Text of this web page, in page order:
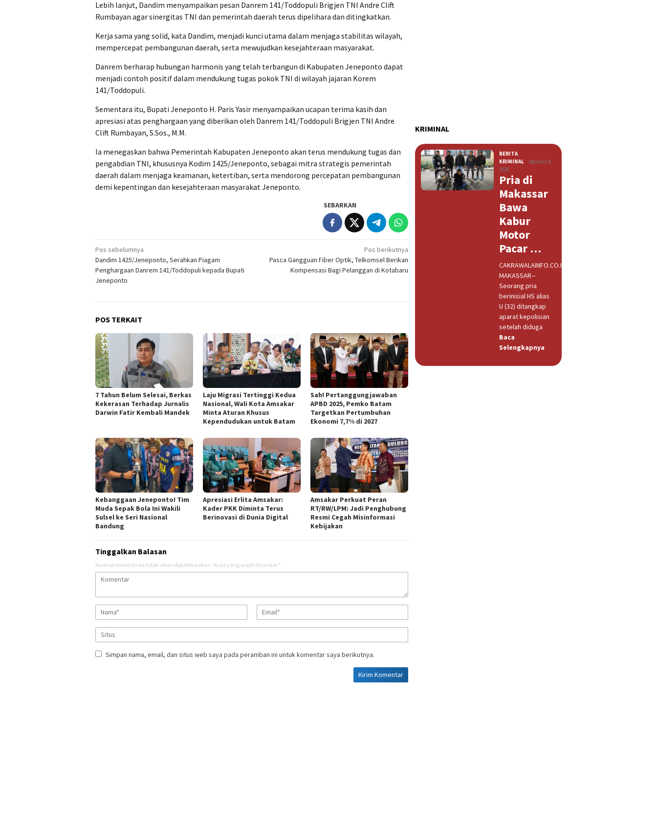
Lebih lanjut, Dandim menyampaikan pesan Danrem 141/Toddopuli Brigjen TNI Andre Clift
Rumbayan agar sinergitas TNI dan pemerintah daerah terus dipelihara dan ditingkatkan.
Kerja sama yang solid, kata Dandim, menjadi kunci utama dalam menjaga stabilitas wilayah,
mempercepat pembangunan daerah, serta mewujudkan kesejahteraan masyarakat.
Danrem berharap hubungan harmonis yang telah terbangun di Kabupaten Jeneponto dapat
menjadi contoh positif dalam mendukung tugas pokok TNI di wilayah jajaran Korem
141/Toddopuli.
Sementara itu, Bupati Jeneponto H. Paris Yasir menyampaikan ucapan terima kasih dan
apresiasi atas penghargaan yang diberikan oleh Danrem 141/Toddopuli Brigjen TNI Andre
Clift Rumbayan, S.Sos., M.M.
Ia menegaskan bahwa Pemerintah Kabupaten Jeneponto akan terus mendukung tugas dan
pengabdian TNI, khususnya Kodim 1425/Jeneponto, sebagai mitra strategis pemerintah
daerah dalam menjaga keamanan, ketertiban, serta mendorong percepatan pembangunan
demi kepentingan dan kesejahteraan masyarakat Jeneponto.
SEBARKAN
Navigasi
pos
Pos sebelumnya
Dandim 1425/Jeneponto, Serahkan Piagam
Penghargaan Danrem 141/Toddopuli kepada Bupati
Jeneponto
Pos berikutnya
Pasca Gangguan Fiber Optik, Telkomsel Berikan
Kompensasi Bagi Pelanggan di Kotabaru
POS TERKAIT
7 Tahun Belum Selesai, Berkas
Kekerasan Terhadap Jurnalis
Darwin Fatir Kembali Mandek
Laju Migrasi Tertinggi Kedua
Nasional, Wali Kota Amsakar
Minta Aturan Khusus
Kependudukan untuk Batam
Sah! Pertanggungjawaban
APBD 2025, Pemko Batam
Targetkan Pertumbuhan
Ekonomi 7,7% di 2027
Kebanggaan Jeneponto! Tim
Muda Sepak Bola Ini Wakili
Sulsel ke Seri Nasional
Bandung
Apresiasi Erlita Amsakar:
Kader PKK Diminta Terus
Berinovasi di Dunia Digital
Amsakar Perkuat Peran
RT/RW/LPM: Jadi Penghubung
Resmi Cegah Misinformasi
Kebijakan
Tinggalkan Balasan
Alamat email Anda tidak akan dipublikasikan. Ruas yang wajib ditandai *
Simpan nama, email, dan situs web saya pada peramban ini untuk komentar saya berikutnya.
KRIMINAL
BERITA
KRIMINAL
Agustus 4,
2026
Pria di
Makassar
Bawa
Kabur
Motor
Pacar …
CAKRAWALAINFO.CO.ID,
MAKASSAR--
Seorang pria
berinisial HS alias
U (32) ditangkap
aparat kepolisian
setelah diduga
Baca
Selengkapnya